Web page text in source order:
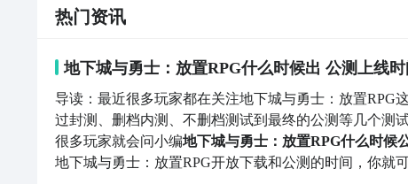
热门资讯
地下城与勇士：放置RPG什么时候出 公测上线
导读：最近很多玩家都在关注地下城与勇士：放置RPG
过封测、删档内测、不删档测试到最终的公测等几个测
很多玩家就会问小编地下城与勇士：放置RPG什么时候
地下城与勇士：放置RPG开放下载和公测的时间，你就